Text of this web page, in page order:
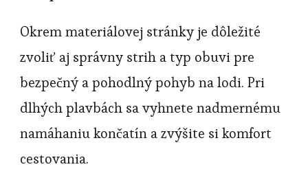
Okrem materiálovej stránky je dôležité
zvoliť aj správny strih a typ obuvi pre
bezpečný a pohodlný pohyb na lodi. Pri
dlhých plavbách sa vyhnete nadmernému
namáhaniu končatín a zvýšite si komfort
cestovania.